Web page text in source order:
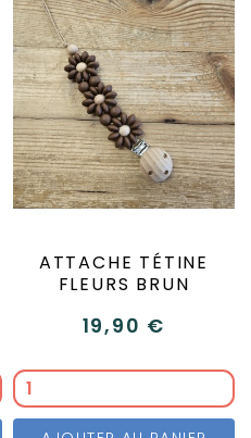
ATTACHE TÉTINE
FLEURS BRUN
19,90 €